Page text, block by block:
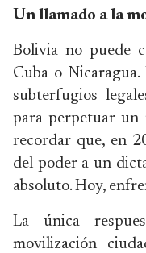
Un llamado a la
Bolivia no puede
Cuba o
subterfugios
para perpetuar un
recordar que, en
del poder a un
absoluto. Hoy,
La única
movilización